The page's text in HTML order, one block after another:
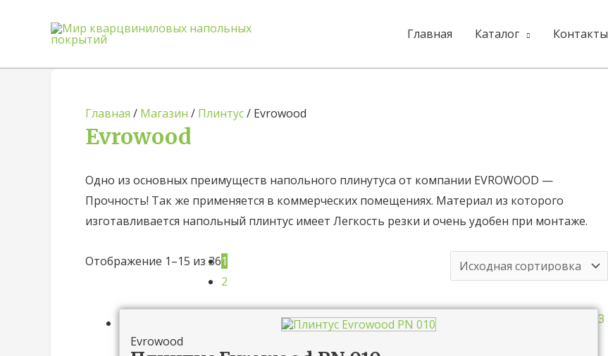
Главная Каталог Контакты
Главная / Магазин / Плинтус/ Evrowood
Evrowood
Одно из основных преимуществ напольного плинутуса от компании EVROWOOD —
Прочность! Так же применяется в коммерческих помещениях. Материал из которого
изготавливается напольный плинтус имеет Легкость резки и очень удобен при монтаже.
Отображение 1–15 из 36
Evrowood
1
2
3